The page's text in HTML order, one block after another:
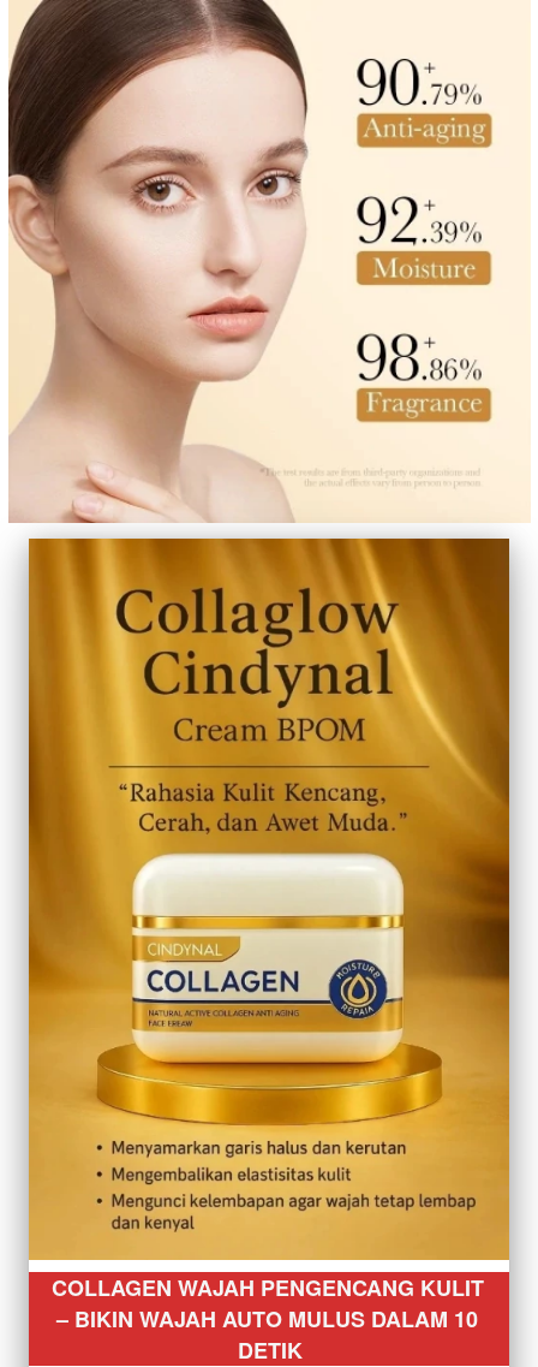
COLLAGEN WAJAH PENGENCANG KULIT
– BIKIN WAJAH AUTO MULUS DALAM 10
DETIK